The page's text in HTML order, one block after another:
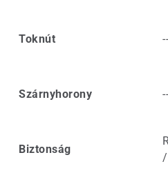
Toknút
Szárnyhorony
Biztonság
/